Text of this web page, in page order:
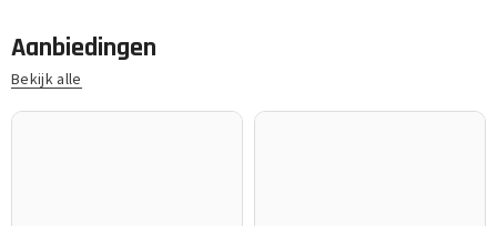
Aanbiedingen
Bekijk alle